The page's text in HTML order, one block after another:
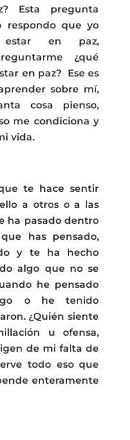
Esta pregunta
respondo que yo
en paz,
¿qué
en paz? Ese es
sobre mí,
cosa pienso,
me condiciona y
vida.
te hace sentir
a otros o a las
ha pasado dentro
has pensado,
y te ha hecho
algo que no se
he pensado
o he tenido
¿Quién siente
u ofensa,
de mi falta de
todo eso que
enteramente